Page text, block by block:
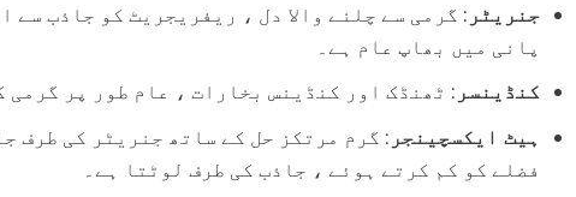
جنریٹر
پانی میں بھاپ عام ہے۔
کنڈینسر : ٹھنڈک اور کنڈینس بخارات ، عام طور پر
ہیٹ ایکسچینجر : گرم مرتکز حل کے ساتھ جنریٹر کی طرف
فضلے کو کم کرتے ہوئے ، جاذب کی طرف لوٹتا ہے۔